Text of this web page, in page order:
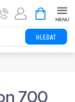
HLEDAT
NÁKUPNÍ
KOŠÍK
700